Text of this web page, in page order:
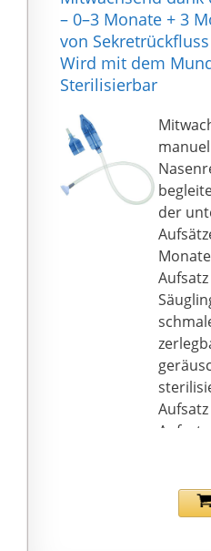
– 0–3 Monate + 3
von
Wird mit dem
Sterilisierbar
der